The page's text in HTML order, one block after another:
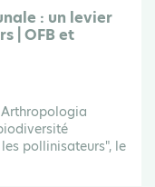
: un levier
| OFB et
pollinisateurs", le